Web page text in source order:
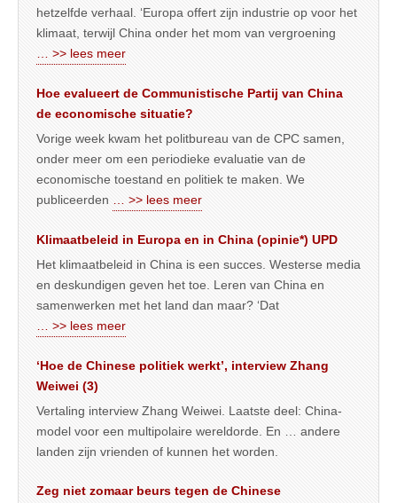
hetzelfde verhaal. ‘Europa offert zijn industrie op voor het
klimaat, terwijl China onder het mom van vergroening
… >> lees meer
Hoe evalueert de Communistische Partij van China
de economische situatie?
Vorige week kwam het politbureau van de CPC samen,
onder meer om een periodieke evaluatie van de
economische toestand en politiek te maken. We
publiceerden
… >> lees meer
Klimaatbeleid in Europa en in China (opinie*) UPD
Het klimaatbeleid in China is een succes. Westerse media
en deskundigen geven het toe. Leren van China en
samenwerken met het land dan maar? ‘Dat
… >> lees meer
‘Hoe de Chinese politiek werkt’, interview Zhang
Weiwei (3)
Vertaling interview Zhang Weiwei. Laatste deel: China-
model voor een multipolaire wereldorde. En … andere
landen zijn vrienden of kunnen het worden.
Zeg niet zomaar beurs tegen de Chinese